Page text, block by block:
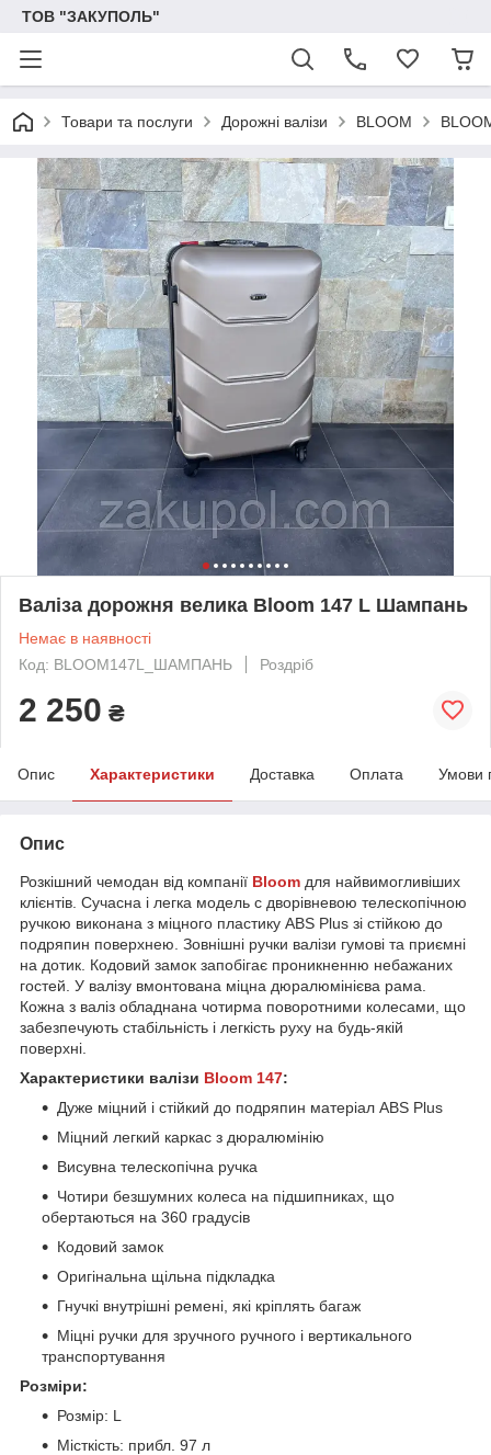
ТОВ "ЗАКУПОЛЬ"
Товари та послуги Дорожні валізи BLOOM
Валіза дорожня велика Bloom 147 L Шампань
Немає в наявності
Код: BLOOM147L_ШАМПАНЬ
Роздріб
2 250 ₴
Опис Характеристики Доставка Оплата Умови
Опис
Розкішний чемодан від компанії Bloom для найвимогливіших
клієнтів. Сучасна і легка модель c дворівневою телескопічною
ручкою виконана з міцного пластику ABS Plus зі стійкою до
подряпин поверхнею. Зовнішні ручки валізи гумові та приємні
на дотик. Кодовий замок запобігає проникненню небажаних
гостей. У валізу вмонтована міцна дюралюмінієва рама.
Кожна з валіз обладнана чотирма поворотними колесами, що
забезпечують стабільність і легкість руху на будь-якій
поверхні.
Характеристики валізи Bloom 147:
Дуже міцний і стійкий до подряпин матеріал ABS Plus
Міцний легкий каркас з дюралюмінію
Висувна телескопічна ручка
Чотири безшумних колеса на підшипниках, що
обертаються на 360 градусів
Кодовий замок
Оригінальна щільна підкладка
Гнучкі внутрішні ремені, які кріплять багаж
Міцні ручки для зручного ручного і вертикального
транспортування
Розміри:
Розмір: L
Місткість: прибл. 97 л